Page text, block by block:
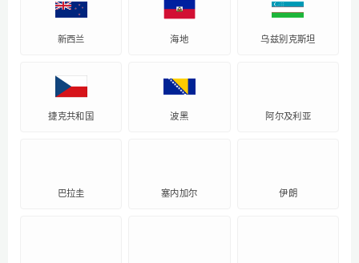
新西兰 海地 乌兹别克斯坦
捷克共和国 波黑 阿尔及利亚
巴拉圭 塞内加尔 伊朗